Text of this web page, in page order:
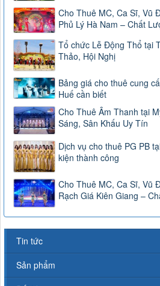
Cho Thuê MC, Ca Sĩ, Vũ
Phủ Lý Hà Nam – Chất
Tổ chức Lễ Động Thổ tại
Thảo, Hội Nghị
Bảng giá cho thuê cung
Huế cần biết
Cho Thuê Âm Thanh tại
Sáng, Sân Khấu Uy Tín
Dịch vụ cho thuê PG PB
kiện thành công
Cho Thuê MC, Ca Sĩ, Vũ
Rạch Giá Kiên Giang –
Tin tức
Sản phẩm